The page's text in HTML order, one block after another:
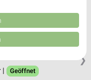
❯
|
Geöffnet
Entwicklung und
Daten zur Auswahl
weitergegeben und in die